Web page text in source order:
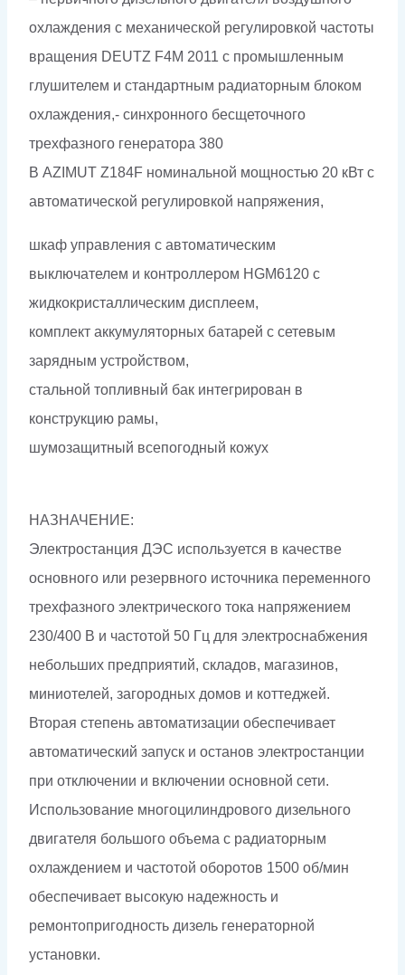
охлаждения с механической регулировкой частоты
вращения DEUTZ F4M 2011 с промышленным
глушителем и стандартным радиаторным блоком
охлаждения,- синхронного бесщеточного
трехфазного генератора 380
В AZIMUT Z184F номинальной мощностью 20 кВт c
автоматической регулировкой напряжения,
шкаф управления с автоматическим
выключателем и контроллером HGM6120 с
жидкокристаллическим дисплеем,
комплект аккумуляторных батарей с сетевым
зарядным устройством,
стальной топливный бак интегрирован в
конструкцию рамы,
шумозащитный всепогодный кожух
НАЗНАЧЕНИЕ:
Электростанция ДЭС используется в качестве
основного или резервного источника переменного
трехфазного электрического тока напряжением
230/400 В и частотой 50 Гц для электроснабжения
небольших предприятий, складов, магазинов,
миниотелей, загородных домов и коттеджей.
Вторая степень автоматизации обеспечивает
автоматический запуск и останов электростанции
при отключении и включении основной сети.
Использование многоцилиндрового дизельного
двигателя большого объема с радиаторным
охлаждением и частотой оборотов 1500 об/мин
обеспечивает высокую надежность и
ремонтопригодность дизель генераторной
установки.